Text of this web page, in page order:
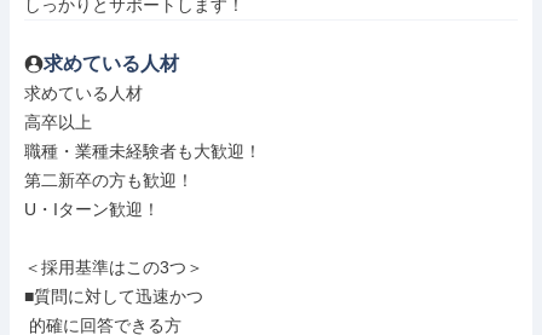
しっかりとサポートします！
求めている人材
求めている人材
高卒以上
職種・業種未経験者も大歓迎！
第二新卒の方も歓迎！
U・Iターン歓迎！
＜採用基準はこの3つ＞
■質問に対して迅速かつ